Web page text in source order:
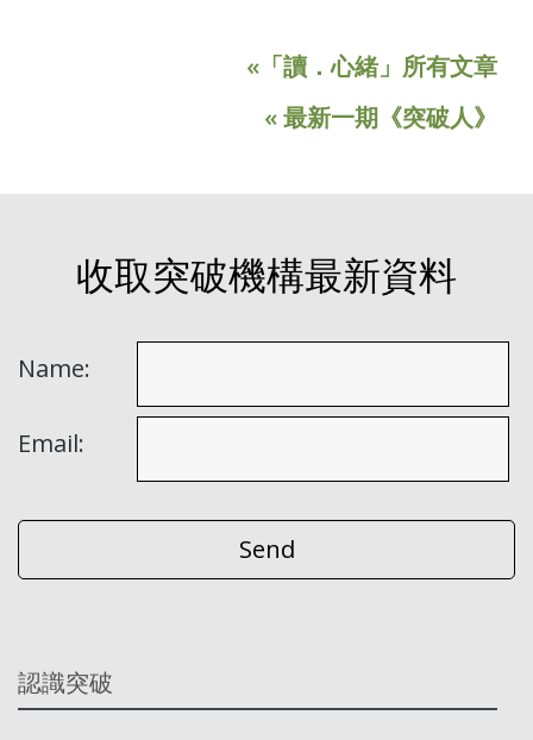
«「讀．心緒」所有文章
« 最新一期《突破人》
收取突破機構最新資料
Name:
Email:
認識突破